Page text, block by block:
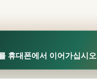
휴대폰에서 이어가십시오